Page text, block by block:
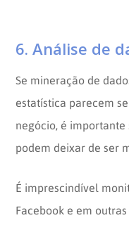
6. Análise de
Se mineração de
estatística parecem
negócio, é
podem deixar de ser
É imprescindível
Facebook e em